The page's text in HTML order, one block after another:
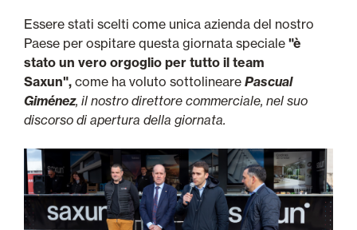
Essere stati scelti come unica azienda del nostro
Paese per ospitare questa giornata speciale "è
stato un vero orgoglio per tutto il team
Saxun", come ha voluto sottolineare Pascual
Giménez, il nostro direttore commerciale, nel suo
discorso di apertura della giornata.